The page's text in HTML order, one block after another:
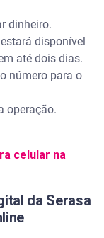
dinheiro.
disponível
até dois dias.
número para o
operação.
celular na
da Serasa